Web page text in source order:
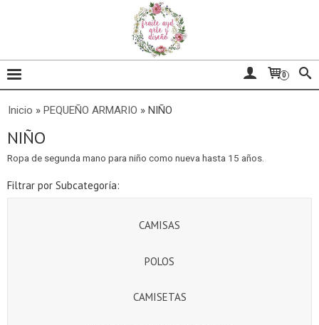
0
Inicio » PEQUEÑO ARMARIO » NIÑO
NIÑO
Ropa de segunda mano para niño como nueva hasta 15 años.
Filtrar por Subcategoría:
CAMISAS
POLOS
CAMISETAS